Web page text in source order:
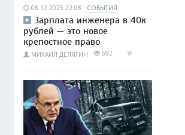
08.12.2025 22:08 СОБЫТИЯ
Зарплата инженера в 40к
рублей — это новое
крепостное право
МИХАИЛ ДЕЛЯГИН 692